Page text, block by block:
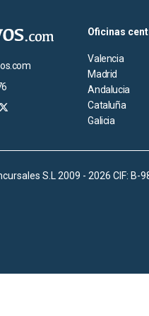
Oficinas
Valencia
Madrid
Andalucia
Cataluña
Galicia
S.L 2009 - 2026 CIF: B-